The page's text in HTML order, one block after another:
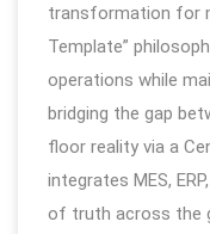
transformation for
Template”
operations while
bridging the gap
floor reality via a
integrates MES,
of truth across the